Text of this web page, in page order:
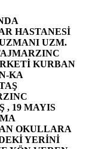
HASTANESİ
UZM.
MARZINC
KURBAN
KA
, 19 MAYIS
OKULLARA
YERİNİ